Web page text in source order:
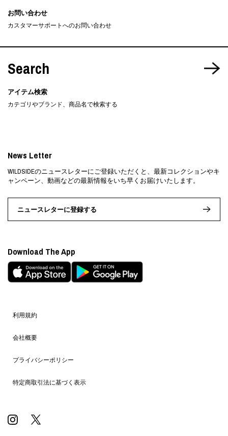
お問い合わせ
カスタマーサポートへのお問い合わせ
Search
アイテム検索
カテゴリやブランド、商品名で検索する
利用規約
会社概要
プライバシーポリシー
特定商取引法に基づく表示
News Letter
WILDSIDEのニュースレターにご登録いただくと、最新コレクションやキ
ャンペーン、動画などの最新情報をいち早くお届けいたします。
ニュースレターに登録する
Download The App